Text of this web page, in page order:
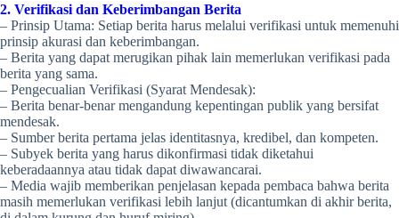
2. Verifikasi dan Keberimbangan Berita
– Prinsip Utama: Setiap berita harus melalui verifikasi untuk memenuhi
prinsip akurasi dan keberimbangan.
– Berita yang dapat merugikan pihak lain memerlukan verifikasi pada
berita yang sama.
– Pengecualian Verifikasi (Syarat Mendesak):
– Berita benar-benar mengandung kepentingan publik yang bersifat
mendesak.
– Sumber berita pertama jelas identitasnya, kredibel, dan kompeten.
– Subyek berita yang harus dikonfirmasi tidak diketahui
keberadaannya atau tidak dapat diwawancarai.
– Media wajib memberikan penjelasan kepada pembaca bahwa berita
masih memerlukan verifikasi lebih lanjut (dicantumkan di akhir berita,